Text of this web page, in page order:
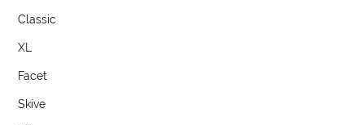
Classic
XL
Facet
Skive